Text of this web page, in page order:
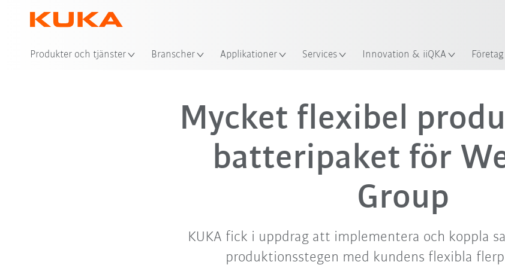
Produkter och tjänster Branscher Applikationer Services Innovation & iiQKA Företag
Mycket flexibel
batteripaket för
Group
KUKA fick i uppdrag att implementera och koppla
produktionsstegen med kundens flexibla